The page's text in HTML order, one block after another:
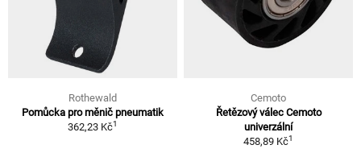
Rothewald
Pomůcka pro měnič pneumatik
362,23 Kč1
Cemoto
Řetězový válec Cemoto
univerzální
458,89 Kč1